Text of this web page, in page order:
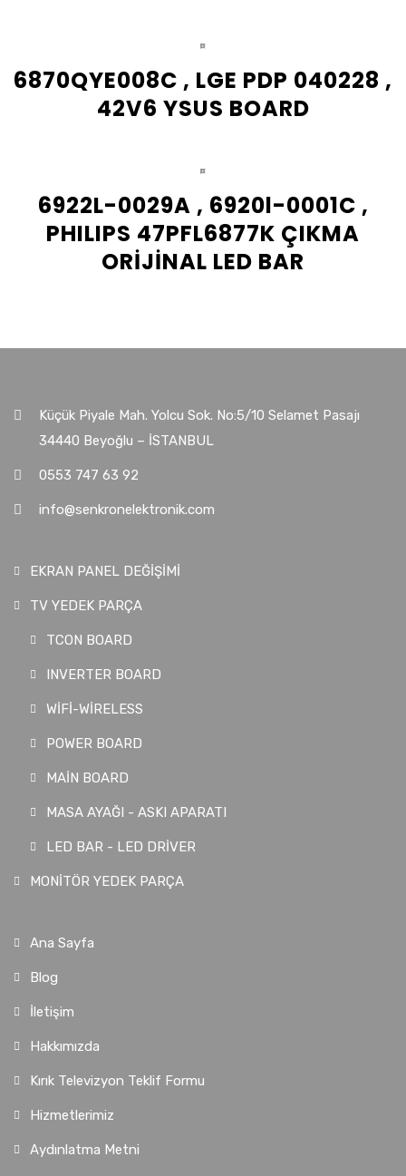
6870QYE008C , LGE PDP 040228 ,
42V6 YSUS BOARD
6922L-0029A , 6920l-0001C ,
PHILIPS 47PFL6877K ÇIKMA
ORİJİNAL LED BAR
Küçük Piyale Mah. Yolcu Sok. No:5/10 Selamet Pasajı
34440 Beyoğlu – İSTANBUL
0553 747 63 92
info@senkronelektronik.com
EKRAN PANEL DEĞİŞİMİ
TV YEDEK PARÇA
TCON BOARD
INVERTER BOARD
WİFİ-WİRELESS
POWER BOARD
MAİN BOARD
MASA AYAĞI - ASKI APARATI
LED BAR - LED DRİVER
MONİTÖR YEDEK PARÇA
Ana Sayfa
Blog
İletişim
Hakkımızda
Kırık Televizyon Teklif Formu
Hizmetlerimiz
Aydınlatma Metni